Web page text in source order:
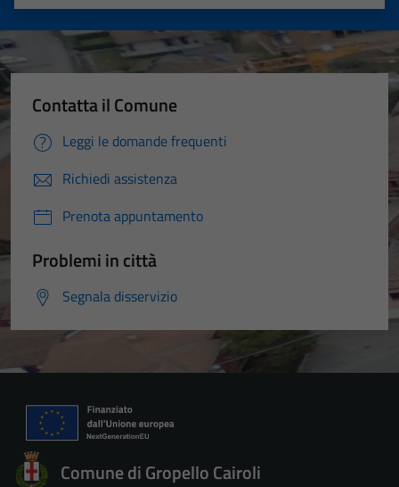
Valuta 5 stelle su 5
Valuta 4 stelle su 5
Valuta 3 stelle su 5
Valuta 2 stelle su 5
Valuta 1 stelle su 5
Contatta il Comune
Leggi le domande frequenti
Richiedi assistenza
Prenota appuntamento
Problemi in città
Segnala disservizio
Comune di Gropello Cairoli